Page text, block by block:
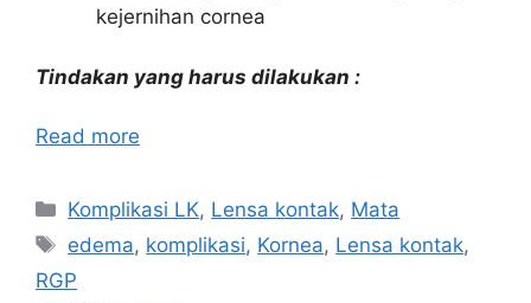
kejernihan cornea
Tindakan yang harus dilakukan :
Read more
Categories
Komplikasi LK, Lensa kontak, Mata
Tags
edema, komplikasi, Kornea, Lensa kontak,
RGP